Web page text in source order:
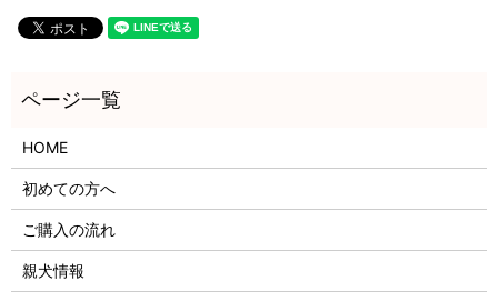
HOME
初めての方へ
ご購入の流れ
親犬情報